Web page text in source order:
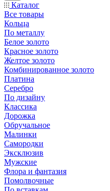
Каталог
Все товары
Кольца
По металлу
Белое золото
Красное золото
Желтое золото
Комбинированное золото
Платина
Серебро
По дизайну
Классика
Дорожка
Обручальное
Малинки
Самородки
Эксклюзив
Мужские
Флора и фантазия
Помолвочные